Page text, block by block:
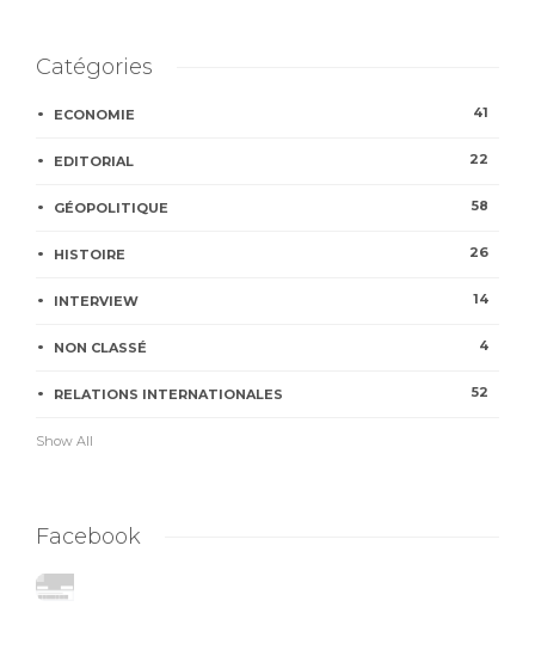
Catégories
ECONOMIE 41
EDITORIAL 22
GÉOPOLITIQUE 58
HISTOIRE 26
INTERVIEW 14
NON CLASSÉ 4
RELATIONS INTERNATIONALES 52
Show All
Facebook